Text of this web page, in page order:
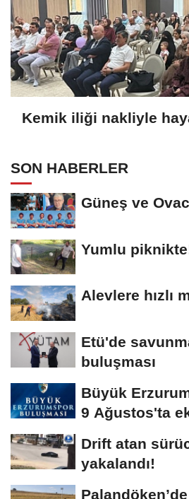
Kemik iliği nakliyle
SON HABERLER
Güneş ve
Yumlu
Alevlere hızlı
Etü'de
buluşması
Büyük
9 Ağustos'ta
Drift atan
yakalandı!